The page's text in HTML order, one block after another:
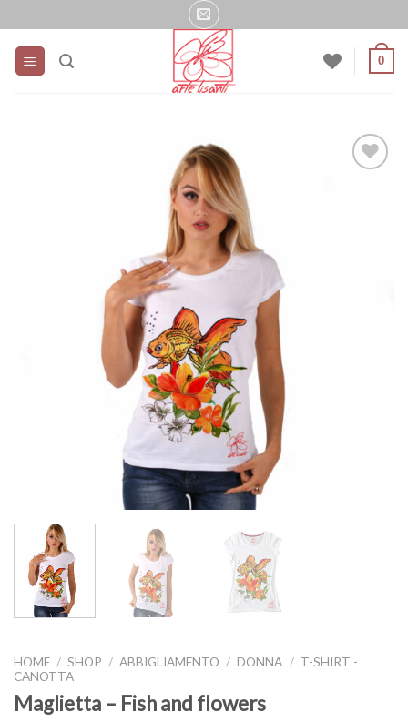
ai
contenuti
0
HOME / SHOP / ABBIGLIAMENTO / DONNA / T-SHIRT -
CANOTTA
Maglietta – Fish and flowers